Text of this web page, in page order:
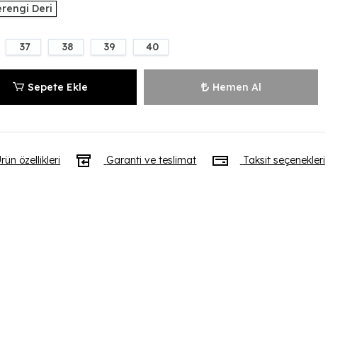
Deri
37 38 39 40
Sepete Ekle Hemen Al
özellikleri Garanti ve teslimat Taksit seçenekleri